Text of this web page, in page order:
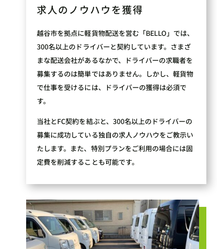
求人のノウハウを獲得
越谷市を拠点に軽貨物配送を営む「BELLO」では、
300名以上のドライバーと契約しています。さまざ
まな配送会社があるなかで、ドライバーの求職者を
募集するのは簡単ではありません。しかし、軽貨物
で仕事を受けるには、ドライバーの獲得は必須で
す。
当社とFC契約を結ぶと、300名以上のドライバーの
募集に成功している独自の求人ノウハウをご教示い
たします。また、特別プランをご利用の場合には固
定費を削減することも可能です。